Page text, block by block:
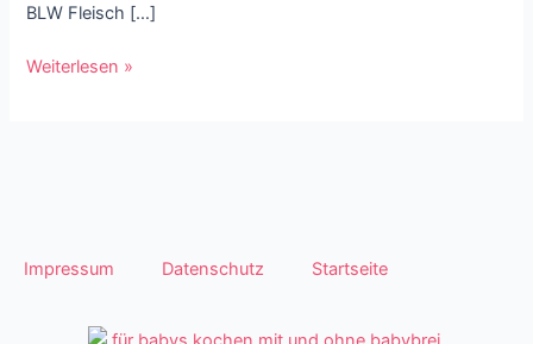
BLW Fleisch […]
Weiterlesen »
Impressum Datenschutz Startseite